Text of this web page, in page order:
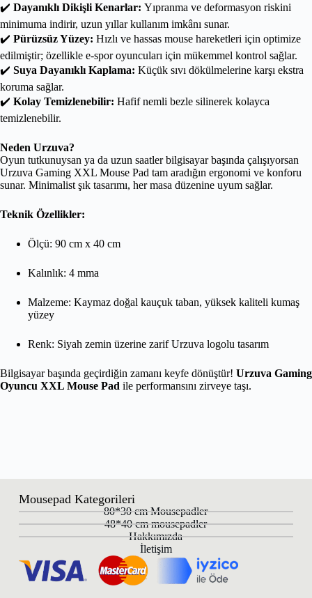
✔️ Dayanıklı Dikişli Kenarlar: Yıpranma ve deformasyon riskini
minimuma indirir, uzun yıllar kullanım imkânı sunar.
✔️ Pürüzsüz Yüzey: Hızlı ve hassas mouse hareketleri için optimize
edilmiştir; özellikle e-spor oyuncuları için mükemmel kontrol sağlar.
✔️ Suya Dayanıklı Kaplama: Küçük sıvı dökülmelerine karşı ekstra
koruma sağlar.
✔️ Kolay Temizlenebilir: Hafif nemli bezle silinerek kolayca
temizlenebilir.
Neden Urzuva?
Oyun tutkunuysan ya da uzun saatler bilgisayar başında çalışıyorsan
Urzuva Gaming XXL Mouse Pad tam aradığın ergonomi ve konforu
sunar. Minimalist şık tasarımı, her masa düzenine uyum sağlar.
Teknik Özellikler:
Ölçü: 90 cm x 40 cm
Kalınlık: 4 mma
Malzeme: Kaymaz doğal kauçuk taban, yüksek kaliteli kumaş
yüzey
Renk: Siyah zemin üzerine zarif Urzuva logolu tasarım
Bilgisayar başında geçirdiğin zamanı keyfe dönüştür! Urzuva Gaming
Oyuncu XXL Mouse Pad ile performansını zirveye taşı.
Mousepad Kategorileri
80*30 cm Mousepadler
48*40 cm mousepadler
Hakkımızda
İletişim